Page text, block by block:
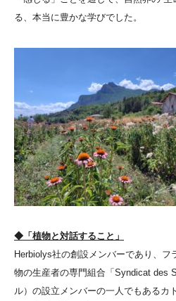
る、本当に豊かな学びでした。
◆「植物と対話すること」
Herbiolys社の創設メンバーであり、フ
物の生産者の専門組合「Syndicat des
ル）の設立メンバーの一人でもあるカ